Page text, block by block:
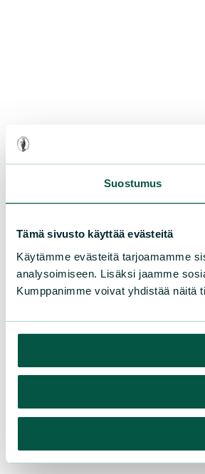
Suostumus
Tämä sivusto käyttää evästeitä
Käytämme evästeitä tarjoamamme
analysoimiseen. Lisäksi jaamme
Kumppanimme voivat yhdistää näitä